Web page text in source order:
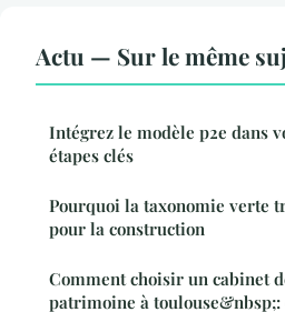
Actu — Sur le même
Intégrez le modèle p2e dans
étapes clés
Pourquoi la taxonomie verte
pour la construction
Comment choisir un cabinet
patrimoine à toulouse&nbsp;: